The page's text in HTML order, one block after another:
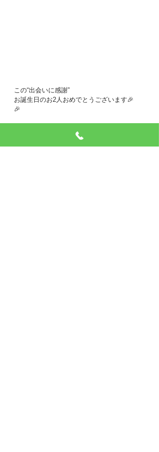
この“出会いに感謝”
お誕生日のお2人おめでとうございます🎉
🎉